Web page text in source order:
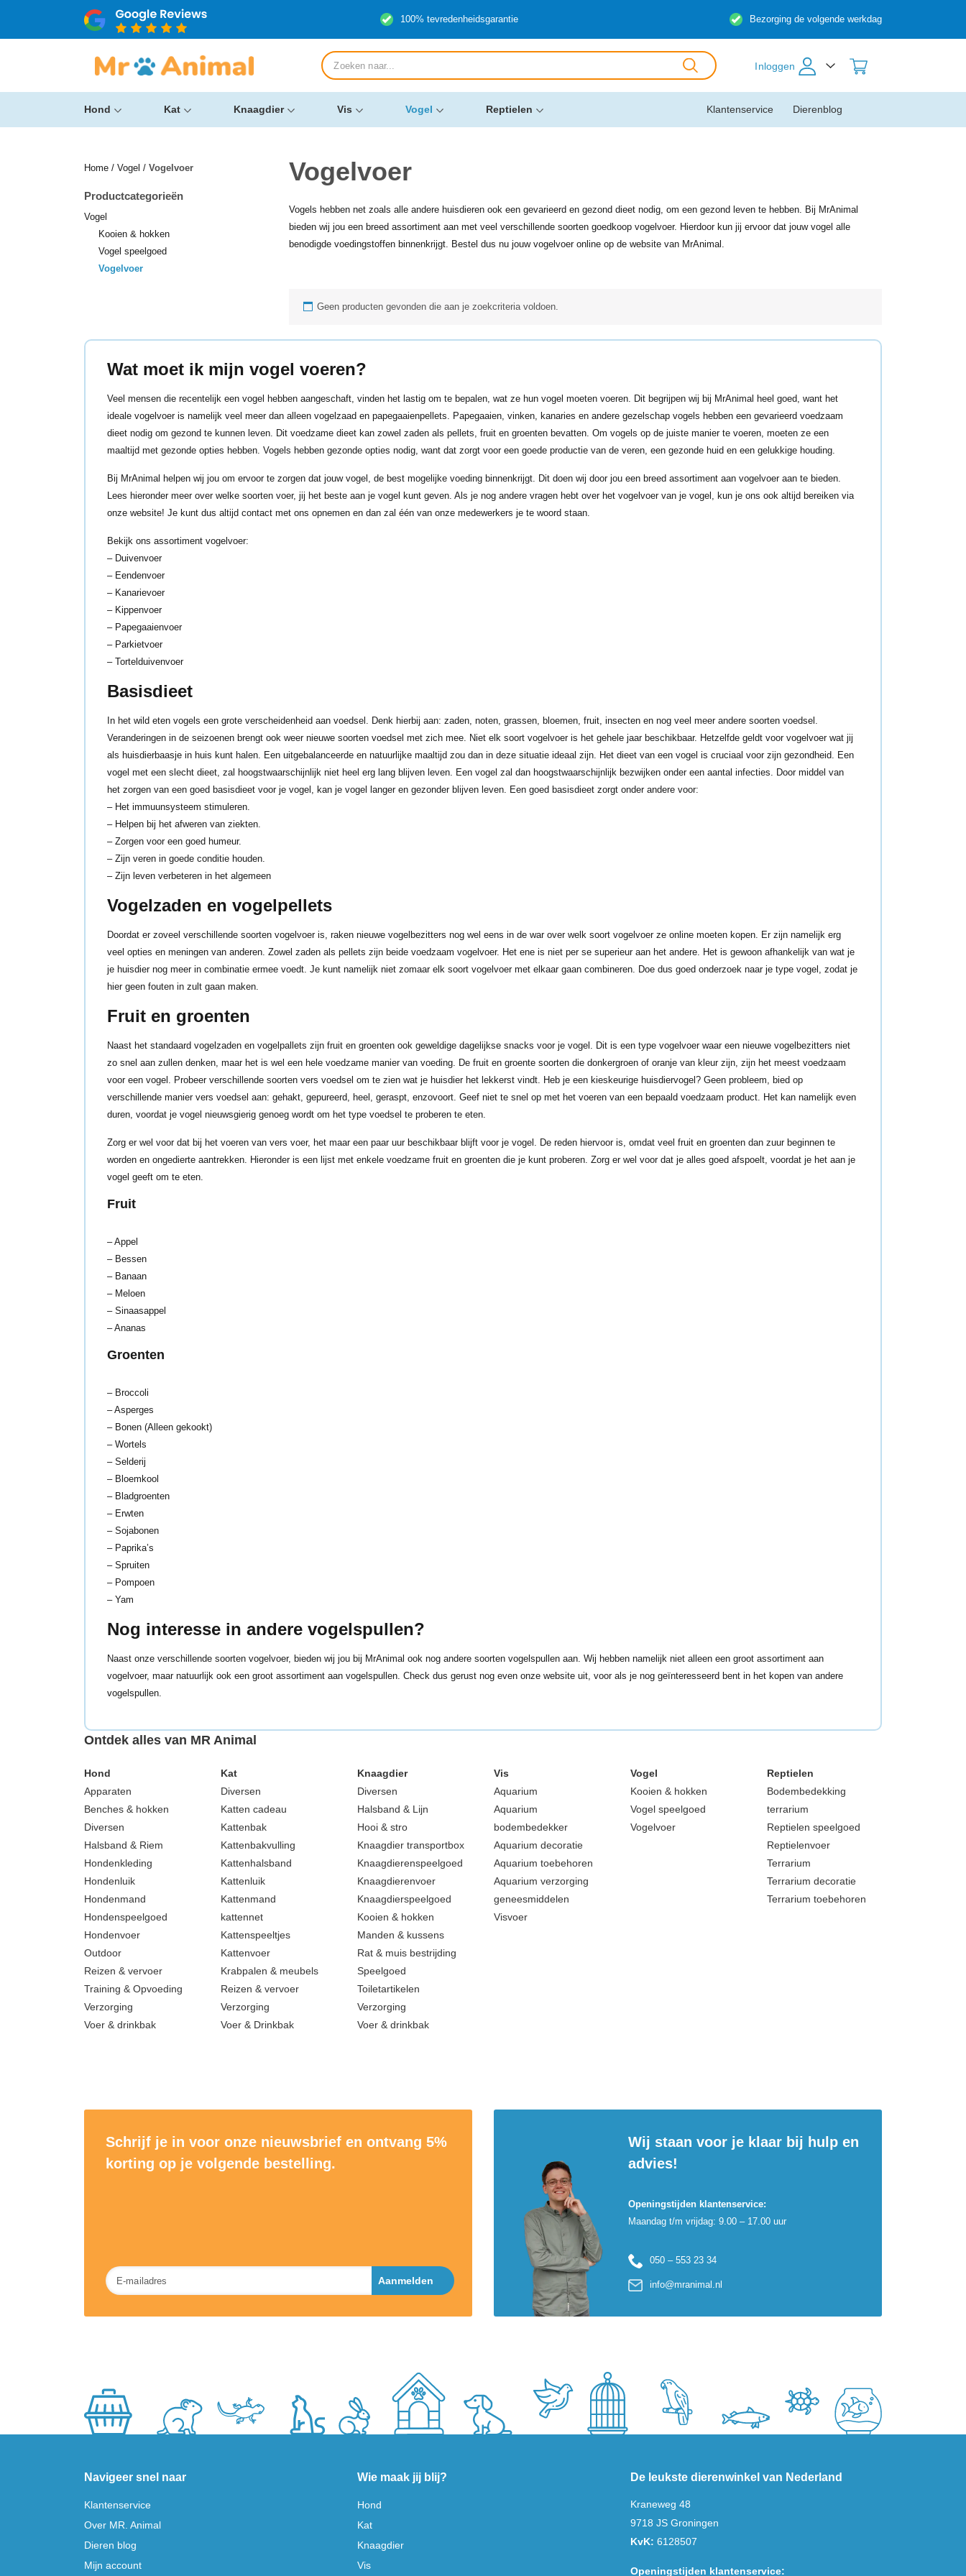
100% tevredenheidsgarantie Bezorging de volgende werkdag
Producten
zoeken
Inloggen
Hond Kat Knaagdier Vis Vogel Reptielen Dierenblog
Klantenservice
Home / Vogel / Vogelvoer
Productcategorieën
Vogel
Kooien & hokken
Vogel speelgoed
Vogelvoer
Vogelvoer
Vogels hebben net zoals alle andere huisdieren ook een gevarieerd en gezond dieet nodig, om een gezond leven te hebben. Bij MrAnimal
bieden wij jou een breed assortiment aan met veel verschillende soorten goedkoop vogelvoer. Hierdoor kun jij ervoor dat jouw vogel alle
benodigde voedingstoffen binnenkrijgt. Bestel dus nu jouw vogelvoer online op de website van MrAnimal.
Geen producten gevonden die aan je zoekcriteria voldoen.
Wat moet ik mijn vogel voeren?
Veel mensen die recentelijk een vogel hebben aangeschaft, vinden het lastig om te bepalen, wat ze hun vogel moeten voeren. Dit begrijpen wij bij MrAnimal heel goed, want het
ideale vogelvoer is namelijk veel meer dan alleen vogelzaad en papegaaienpellets. Papegaaien, vinken, kanaries en andere gezelschap vogels hebben een gevarieerd voedzaam
dieet nodig om gezond te kunnen leven. Dit voedzame dieet kan zowel zaden als pellets, fruit en groenten bevatten. Om vogels op de juiste manier te voeren, moeten ze een
maaltijd met gezonde opties hebben. Vogels hebben gezonde opties nodig, want dat zorgt voor een goede productie van de veren, een gezonde huid en een gelukkige houding.
Bij MrAnimal helpen wij jou om ervoor te zorgen dat jouw vogel, de best mogelijke voeding binnenkrijgt. Dit doen wij door jou een breed assortiment aan vogelvoer aan te bieden.
Lees hieronder meer over welke soorten voer, jij het beste aan je vogel kunt geven. Als je nog andere vragen hebt over het vogelvoer van je vogel, kun je ons ook altijd bereiken via
onze website! Je kunt dus altijd contact met ons opnemen en dan zal één van onze medewerkers je te woord staan.
Bekijk ons assortiment vogelvoer:
– Duivenvoer
– Eendenvoer
– Kanarievoer
– Kippenvoer
– Papegaaienvoer
– Parkietvoer
– Tortelduivenvoer
Basisdieet
In het wild eten vogels een grote verscheidenheid aan voedsel. Denk hierbij aan: zaden, noten, grassen, bloemen, fruit, insecten en nog veel meer andere soorten voedsel.
Veranderingen in de seizoenen brengt ook weer nieuwe soorten voedsel met zich mee. Niet elk soort vogelvoer is het gehele jaar beschikbaar. Hetzelfde geldt voor vogelvoer wat jij
als huisdierbaasje in huis kunt halen. Een uitgebalanceerde en natuurlijke maaltijd zou dan in deze situatie ideaal zijn. Het dieet van een vogel is cruciaal voor zijn gezondheid. Een
vogel met een slecht dieet, zal hoogstwaarschijnlijk niet heel erg lang blijven leven. Een vogel zal dan hoogstwaarschijnlijk bezwijken onder een aantal infecties. Door middel van
het zorgen van een goed basisdieet voor je vogel, kan je vogel langer en gezonder blijven leven. Een goed basisdieet zorgt onder andere voor:
– Het immuunsysteem stimuleren.
– Helpen bij het afweren van ziekten.
– Zorgen voor een goed humeur.
– Zijn veren in goede conditie houden.
– Zijn leven verbeteren in het algemeen
Vogelzaden en vogelpellets
Doordat er zoveel verschillende soorten vogelvoer is, raken nieuwe vogelbezitters nog wel eens in de war over welk soort vogelvoer ze online moeten kopen. Er zijn namelijk erg
veel opties en meningen van anderen. Zowel zaden als pellets zijn beide voedzaam vogelvoer. Het ene is niet per se superieur aan het andere. Het is gewoon afhankelijk van wat je
je huisdier nog meer in combinatie ermee voedt. Je kunt namelijk niet zomaar elk soort vogelvoer met elkaar gaan combineren. Doe dus goed onderzoek naar je type vogel, zodat je
hier geen fouten in zult gaan maken.
Fruit en groenten
Naast het standaard vogelzaden en vogelpallets zijn fruit en groenten ook geweldige dagelijkse snacks voor je vogel. Dit is een type vogelvoer waar een nieuwe vogelbezitters niet
zo snel aan zullen denken, maar het is wel een hele voedzame manier van voeding. De fruit en groente soorten die donkergroen of oranje van kleur zijn, zijn het meest voedzaam
voor een vogel. Probeer verschillende soorten vers voedsel om te zien wat je huisdier het lekkerst vindt. Heb je een kieskeurige huisdiervogel? Geen probleem, bied op
verschillende manier vers voedsel aan: gehakt, gepureerd, heel, geraspt, enzovoort. Geef niet te snel op met het voeren van een bepaald voedzaam product. Het kan namelijk even
duren, voordat je vogel nieuwsgierig genoeg wordt om het type voedsel te proberen te eten.
Zorg er wel voor dat bij het voeren van vers voer, het maar een paar uur beschikbaar blijft voor je vogel. De reden hiervoor is, omdat veel fruit en groenten dan zuur beginnen te
worden en ongedierte aantrekken. Hieronder is een lijst met enkele voedzame fruit en groenten die je kunt proberen. Zorg er wel voor dat je alles goed afspoelt, voordat je het aan je
vogel geeft om te eten.
Fruit
– Appel
– Bessen
– Banaan
– Meloen
– Sinaasappel
– Ananas
Groenten
– Broccoli
– Asperges
– Bonen (Alleen gekookt)
– Wortels
– Selderij
– Bloemkool
– Bladgroenten
– Erwten
– Sojabonen
– Paprika’s
– Spruiten
– Pompoen
– Yam
Nog interesse in andere vogelspullen?
Naast onze verschillende soorten vogelvoer, bieden wij jou bij MrAnimal ook nog andere soorten vogelspullen aan. Wij hebben namelijk niet alleen een groot assortiment aan
vogelvoer, maar natuurlijk ook een groot assortiment aan vogelspullen. Check dus gerust nog even onze website uit, voor als je nog geïnteresseerd bent in het kopen van andere
vogelspullen.
Ontdek alles van MR Animal
Hond
Apparaten
Benches & hokken
Diversen
Halsband & Riem
Hondenkleding
Hondenluik
Hondenmand
Hondenspeelgoed
Hondenvoer
Outdoor
Reizen & vervoer
Training & Opvoeding
Verzorging
Voer & drinkbak
Kat
Diversen
Katten cadeau
Kattenbak
Kattenbakvulling
Kattenhalsband
Kattenluik
Kattenmand
kattennet
Kattenspeeltjes
Kattenvoer
Krabpalen & meubels
Reizen & vervoer
Verzorging
Voer & Drinkbak
Knaagdier
Diversen
Halsband & Lijn
Hooi & stro
Knaagdier transportbox
Knaagdierenspeelgoed
Knaagdierenvoer
Knaagdierspeelgoed
Kooien & hokken
Manden & kussens
Rat & muis bestrijding
Speelgoed
Toiletartikelen
Verzorging
Voer & drinkbak
Vis
Aquarium
Aquarium
bodembedekker
Aquarium decoratie
Aquarium toebehoren
Aquarium verzorging
geneesmiddelen
Visvoer
Vogel
Kooien & hokken
Vogel speelgoed
Vogelvoer
Reptielen
Bodembedekking
terrarium
Reptielen speelgoed
Reptielenvoer
Terrarium
Terrarium decoratie
Terrarium toebehoren
Schrijf je in voor onze nieuwsbrief en ontvang 5%
korting op je volgende bestelling.
Nieuwsbrief Aanmelden
Wij staan voor je klaar bij hulp en
advies!
Openingstijden klantenservice:
Maandag t/m vrijdag: 9.00 – 17.00 uur
050 – 553 23 34
info@mranimal.nl
Navigeer snel naar
Klantenservice
Over MR. Animal
Dieren blog
Mijn account
Wie maak jij blij?
Hond
Kat
Knaagdier
Vis
De leukste dierenwinkel van Nederland
Kraneweg 48
9718 JS Groningen
KvK: 6128507
Openingstijden klantenservice: